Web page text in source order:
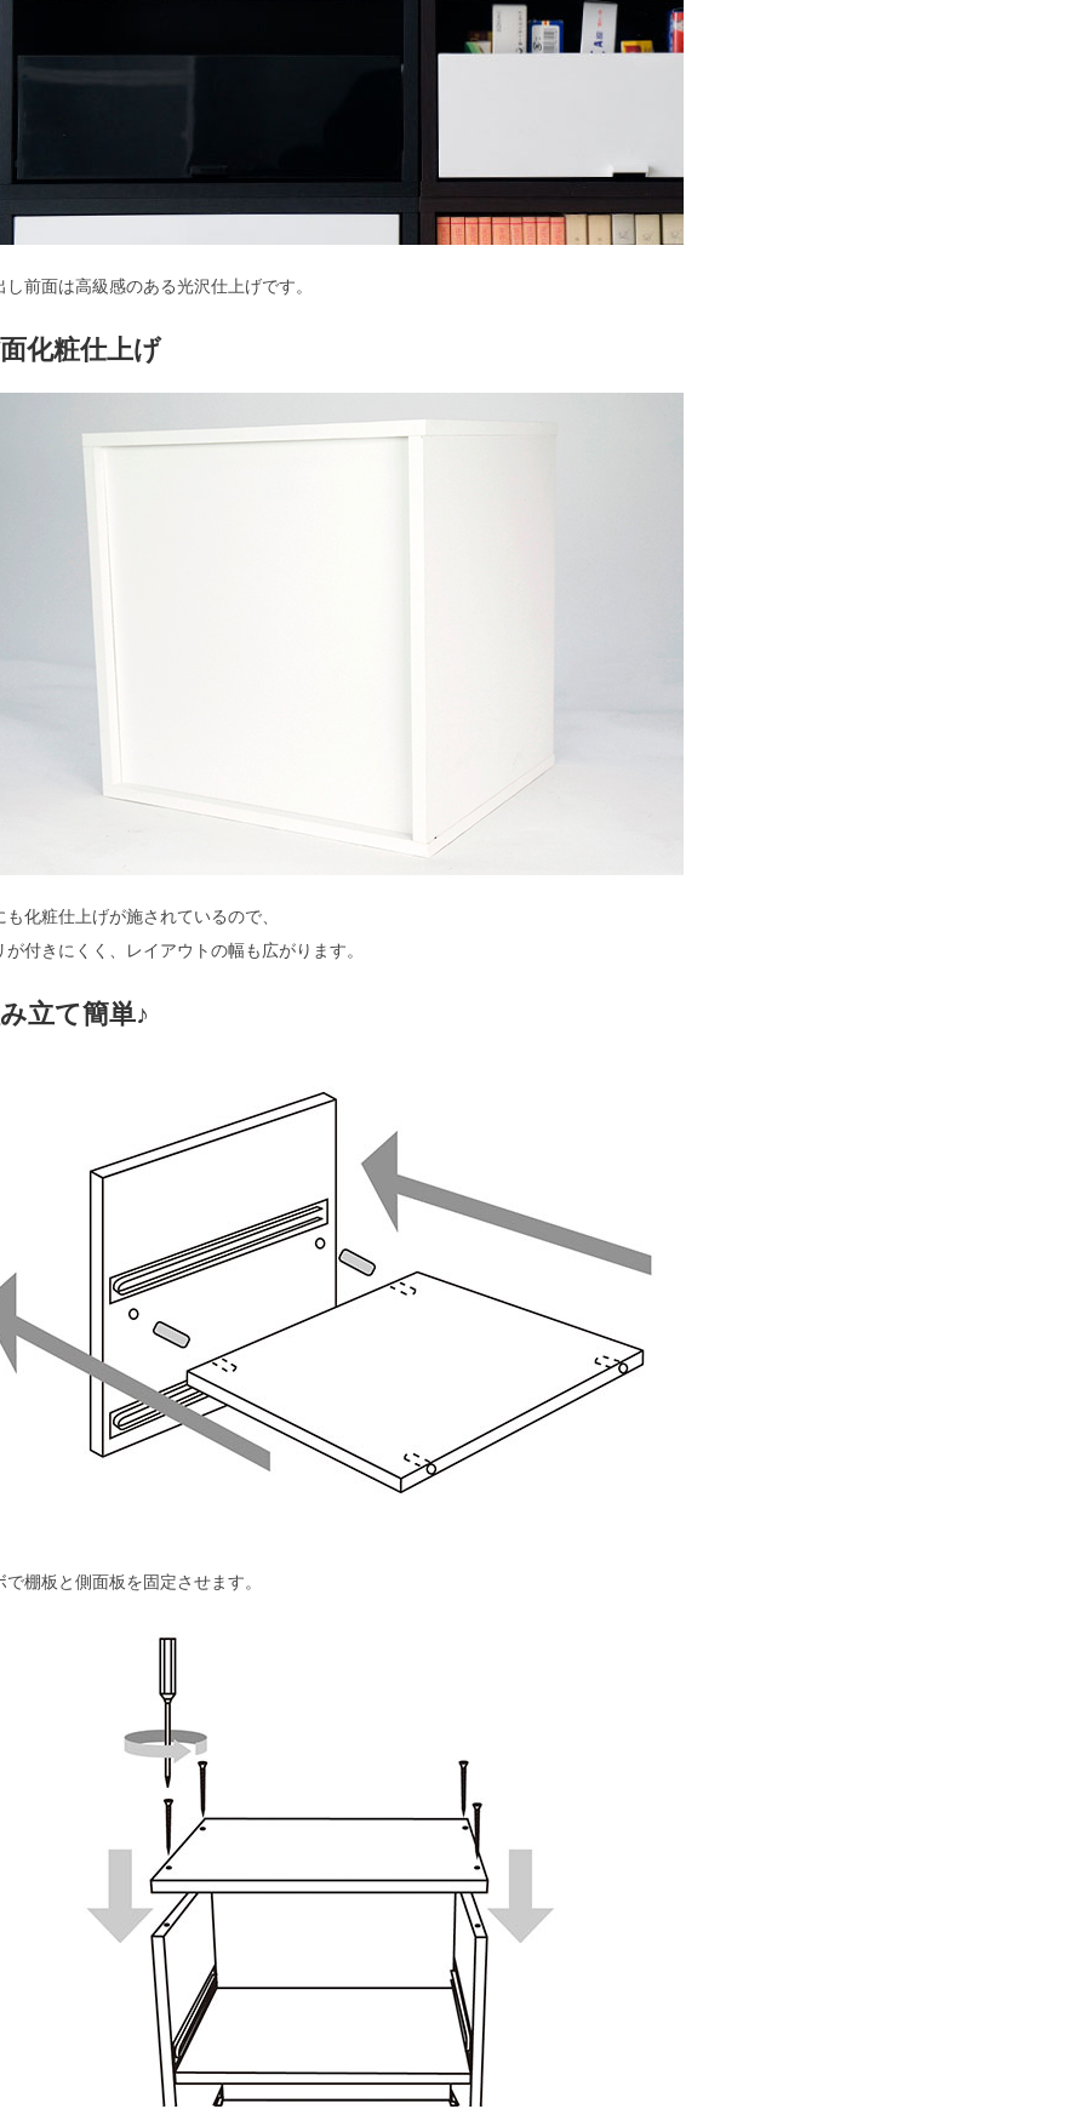
し前面は高級感のある光沢仕上げです。
化粧仕上げ
も化粧仕上げが施されているので、
が付きにくく、レイアウトの幅も広がります。
立て簡単♪
で棚板と側面板を固定させます。